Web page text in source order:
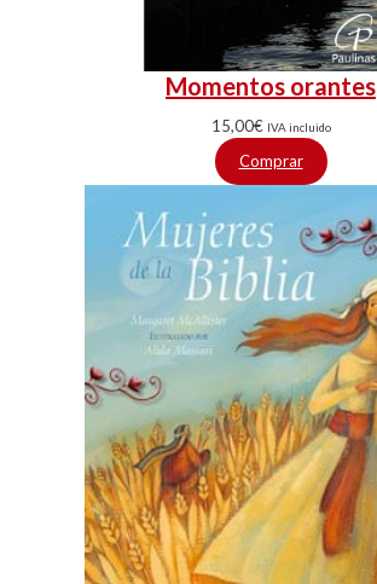
Momentos orantes
15,00€ IVA incluido
Comprar